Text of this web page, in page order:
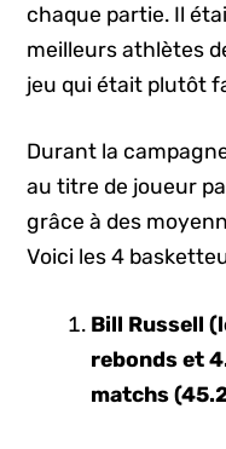
chaque partie. Il
meilleurs athlètes
jeu qui était plutôt
Durant la
au titre de joueur
grâce à des
Voici les 4
Bill Russell
rebonds et
matchs